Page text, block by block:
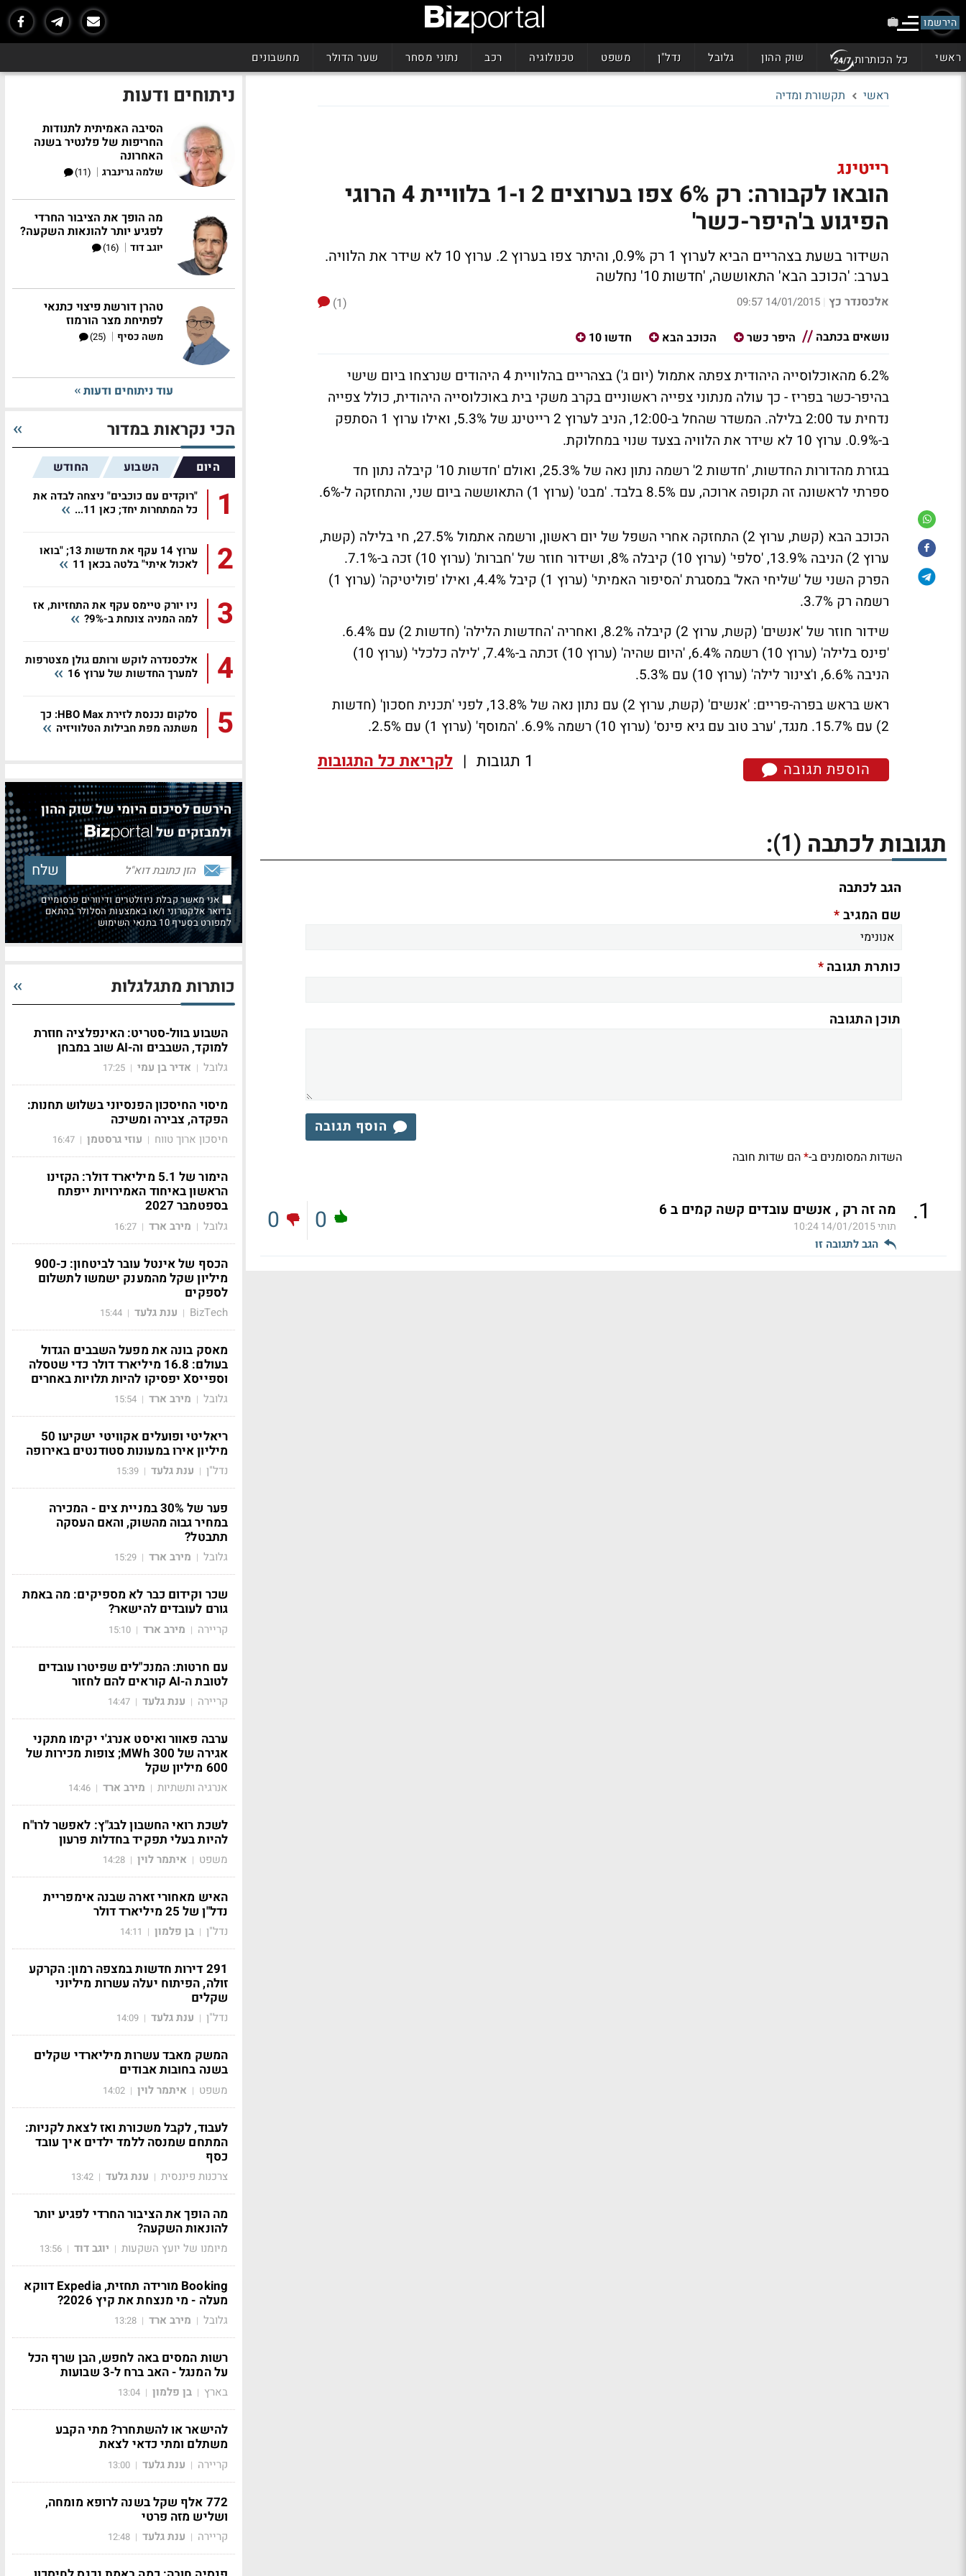
הירשמו
ראשי כל הכותרות שוק ההון גלובל נדל"ן משפט טכנולוגיה רכב נתוני מסחר שער הדולר מחשבונים
ראשי תקשורת ומדיה
רייטינג
הובאו לקבורה: רק 6% צפו בערוצים 2 ו-1 בלוויית 4 הרוגי
הפיגוע ב'היפר-כשר'
השידור בשעת בצהריים הביא לערוץ 1 רק 0.9%, והיתר צפו בערוץ 2. ערוץ 10 לא שידר את הלוויה.
בערב: 'הכוכב הבא' התאוששה, 'חדשות 10' נחלשה
אלכסנדר כץ |
14/01/2015 09:57
(1)
נושאים בכתבה
היפר כשר הכוכב הבא חדשו 10
6.2% מהאוכלוסייה היהודית צפתה אתמול (יום ג') בצהריים בהלוויית 4 היהודים שנרצחו ביום שישי
בהיפר-כשר בפריז - כך עולה מנתוני צפייה ראשוניים בקרב משקי בית באוכלוסייה היהודית, כולל צפייה
נדחית עד 2:00 בלילה. המשדר שהחל ב-12:00, הניב ל
ערוץ 2 רייטינג של 5.3%, ואילו ערוץ 1
הסתפק
ב-0.9%. ערוץ 10 לא שידר את הלוויה בצעד שנוי במחלוקת.
בגזרת מהדורות החדשות, 'חדשות 2' רשמה נתון נאה של 25.3%, ואולם 'חדשות 10' קיבלה נתון חד
ספרתי לראשונה זה תקופה ארוכה, עם 8.5% בלבד. 'מבט' (ערוץ 1) התאוששה ביום שני, והתחזקה ל-6%.
הכוכב הבא (קשת, ערוץ 2) התחזקה אחרי השפל של יום ראשון, ורשמה אתמול 27.5%, חי בלילה (קשת,
ערוץ 2) הניבה 13.9%, 'סלפי' (ערוץ 10) קיבלה 8%, ושידור חוזר של 'חברות' (ערוץ 10) זכה ב-7.1%.
הפרק השני של 'שליחי האל' במסגרת 'הסיפור האמיתי' (ערוץ 1) קיבל 4.4%, ואילו 'פוליטיקה' (ערוץ 1)
רשמה רק 3.7%.
שידור חוזר של 'אנשים' (קשת, ערוץ 2) קיבלה 8.2%, ואחריה 'החדשות הלילה' (חדשות 2) עם 6.4%.
'פינס בלילה' (ערוץ 10) רשמה 6.4%, 'היום שהיה' (ערוץ 10) זכתה ב-7.4%, 'לילה כלכלי' (ערוץ 10)
הניבה 6.6%, ו'צינור לילה' (ערוץ 10) עם 5.3%.
ראש בראש בפרה-פריים:
'אנשים' (קשת, ערוץ 2) עם נתון נאה של 13.8%, לפני 'תכנית חסכון' (חדשות
2) עם 15.7%. מנגד, 'ערב טוב עם גיא פינס' (ערוץ 10) רשמה 6.9%. 'המוסף' (ערוץ 1) עם 2.5%.
הוספת תגובה 1 תגובות | לקריאת כל התגובות
תגובות לכתבה (1)
:
הגב לכתבה
שם המגיב*
כותרת תגובה*
תוכן התגובה
הוסף תגובה
השדות המסומנים ב-*הם שדות חובה
1
. מה זה רק , אנשים עובדים קשה קמים ב 6
תותי14/01/2015 10:24
הגב לתגובה זו
0
0
ניתוחים ודעות
הסיבה האמיתית לתנודות
החריפות של פלנטיר בשנה
האחרונה
שלמה גרינברג |
(11)
מה הופך את הציבור החרדי
לפגיע יותר להונאות השקעה?
יוגב דוד |
(16)
טהרן דורשת פיצוי כתנאי
לפתיחת מצר הורמוז
משה כסיף |
(25)
עוד ניתוחים ודעות
הכי נקראות במדור
היום השבוע החודש
1
"רוקדים עם כוכבים" ניצחה לבדה את
כל המתחרות יחד; כאן 11...
2
ערוץ 14 עקף את חדשות 13; "בואו
לאכול איתי" בלטה בכאן 11
3
ניו יורק טיימס עקף את התחזיות, אז
למה המניה צונחת ב-9%?
4
אלכסנדרה לוקש ורותם גולן מצטרפות
למערך החדשות של ערוץ 16
5
סלקום נכנסת לזירת HBO Max: כך
משתנה מפת חבילות הטלוויזיה
הירשם לסיכום היומי של שוק ההון
ולמבזקים של
אני מאשר קבלת ניוזלטרים ודיוורים פרסומיים
בדואר אלקטרוני ו/או באמצעות הסלולר בהתאם
למפורט בסעיף 10 בתנאי השימוש
כותרות מתגלגלות
השבוע בוול-סטריט: האינפלציה חוזרת
למוקד, השבבים וה-AI שוב במבחן
גלובל | אדיר בן עמי |
17:25
מיסוי החיסכון הפנסיוני בשלוש תחנות:
הפקדה, צבירה ומשיכה
חיסכון ארוך טווח | עוזי גרסטמן |
16:47
הימור של 5.1 מיליארד דולר: הקזינו
הראשון באיחוד האמירויות ייפתח
בספטמבר 2027
גלובל | מירב ארד |
16:27
הכסף של אינטל עובר לביטחון: כ-900
מיליון שקל מהמענק ישמשו לתשלום
לספקים
BizTech
| ענת גלעד |
15:44
מאסק בונה את מפעל השבבים הגדול
בעולם: 16.8 מיליארד דולר כדי שטסלה
וספייסX יפסיקו להיות תלויות באחרים
גלובל | מירב ארד |
15:54
ריאליטי ופועלים אקוויטי ישקיעו 50
מיליון אירו במעונות סטודנטים באירופה
נדל"ן | ענת גלעד |
15:39
פער של 30% במניית צים - המכירה
במחיר גבוה מהשוק, והאם העסקה
תתבטל?
גלובל | מירב ארד |
15:29
שכר וקידום כבר לא מספיקים: מה באמת
גורם לעובדים להישאר?
קריירה | מירב ארד |
15:10
עם חרטות: המנכ"לים שפיטרו עובדים
לטובת ה-AI קוראים להם לחזור
קריירה | ענת גלעד |
14:47
ערבה פאוור ואיסט אנרג'י יקימו מתקני
אגירה של 300 MWh; צופות מכירות של
600 מיליון שקל
אנרגיה ותשתיות | מירב ארד |
14:46
לשכת רואי החשבון לבג"ץ: לאפשר לרו"ח
להיות בעלי תפקיד בחדלות פרעון
משפט | איתמר לוין |
14:28
האיש מאחורי זארה שבנה אימפריית
נדל"ן של 25 מיליארד דולר
נדל"ן | בן פלמון |
14:11
291 דירות חדשות במצפה רמון: הקרקע
זולה, הפיתוח יעלה עשרות מיליוני
שקלים
נדל"ן | ענת גלעד |
14:09
המשק מאבד עשרות מיליארדי שקלים
בשנה בחובות אבודים
משפט | איתמר לוין |
14:02
לעבוד, לקבל משכורת ואז לצאת לקניות:
המתחם שמנסה ללמד ילדים איך עובד
כסף
צרכנות פיננסית | ענת גלעד |
13:42
מה הופך את הציבור החרדי לפגיע יותר
להונאות השקעה?
מיומנו של יועץ השקעות | יוגב דוד |
13:56
Booking מורידה תחזית, Expedia דווקא
מעלה - מי מנצחת את קיץ 2026?
גלובל | מירב ארד |
13:28
רשות המסים באה לחפש, הבן שרף הכל
על המנגל - האב ברח ל-3 שבועות
בארץ | בן פלמון |
13:04
להישאר או להשתחרר? מתי הקבע
משתלם ומתי כדאי לצאת
קריירה | ענת גלעד |
13:00
772 אלף שקל בשנה לרופא מומחה,
ושליש מזה פרטי
קריירה | ענת גלעד |
12:48